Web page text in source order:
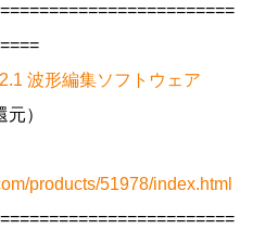
波形編集ソフトウェア
）
products/51978/index.html